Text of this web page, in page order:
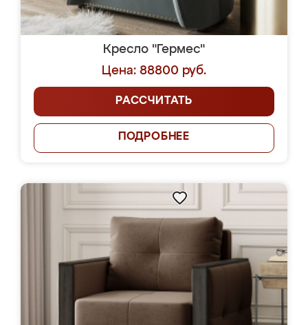
Кресло "Гермес"
Цена: 88800 руб.
РАССЧИТАТЬ
ПОДРОБНЕЕ